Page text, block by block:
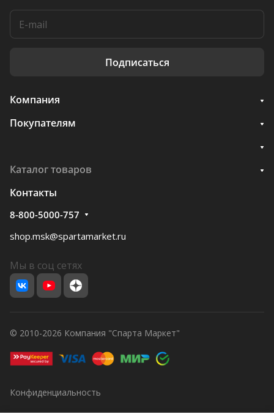
Подписаться
Компания
Покупателям
Каталог товаров
Контакты
8-800-5000-757
shop.msk@spartamarket.ru
Мы в соц сетях
© 2010-2026 Компания "Спарта Маркет"
Конфиденциальность